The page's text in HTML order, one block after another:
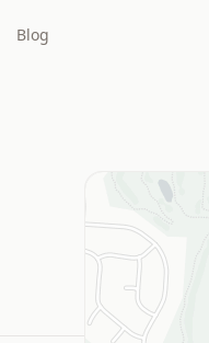
Blog